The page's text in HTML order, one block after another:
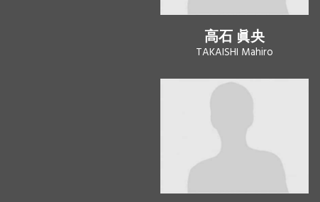
高石 眞央
TAKAISHI Mahiro